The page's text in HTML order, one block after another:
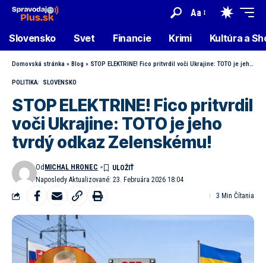
Aa
Slovensko Svet Financie Krimi Kultúra a
Domovská stránka » Blog » STOP ELEKTRINE! Fico pritvrdil voči Ukrajine: TOTO je jeho tvrdý odkaz Zelenskému!
POLITIKA SLOVENSKO
STOP ELEKTRINE! Fico pritvrdil
voči Ukrajine: TOTO je jeho
tvrdý odkaz Zelenskému!
Naposledy Aktualizované: 23. Februára 2026 18:04
Od MICHAL HRONEC
3 Min Čítania